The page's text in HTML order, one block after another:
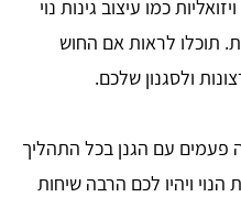
כמו עיצוב גינות נוי
תוכלו לראות אם החוש
ולסגנון שלכם.
עם הגנן בכל התהליך
הנוי ויהיו לכם הרבה שיחות